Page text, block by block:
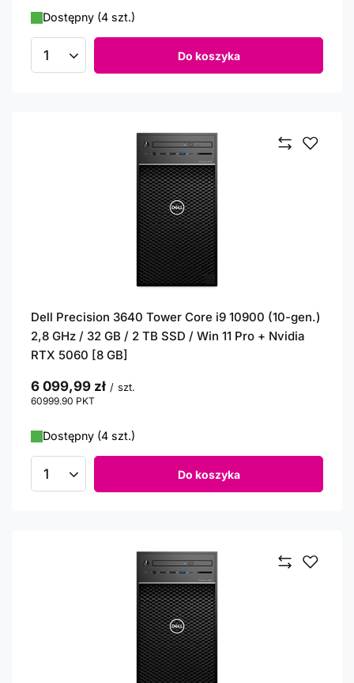
Dostępny (4 szt.)
Ilość produktów Do koszyka
Dell Precision 3640 Tower Core i9 10900 (10-gen.)
2,8 GHz / 32 GB / 2 TB SSD / Win 11 Pro + Nvidia
RTX 5060 [8 GB]
6 099,99 zł / szt.
60999.90 PKT
Dostępny (4 szt.)
Ilość produktów Do koszyka